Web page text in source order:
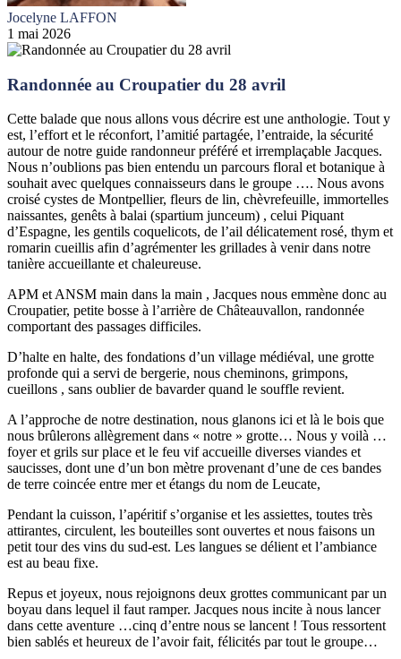
Jocelyne LAFFON
1 mai 2026
Randonnée au Croupatier du 28 avril
Cette balade que nous allons vous décrire est une anthologie. Tout y
est, l’effort et le réconfort, l’amitié partagée, l’entraide, la sécurité
autour de notre guide randonneur préféré et irremplaçable Jacques.
Nous n’oublions pas bien entendu un parcours floral et botanique à
souhait avec quelques connaisseurs dans le groupe …. Nous avons
croisé cystes de Montpellier, fleurs de lin, chèvrefeuille, immortelles
naissantes, genêts à balai (spartium junceum) , celui Piquant
d’Espagne, les gentils coquelicots, de l’ail délicatement rosé, thym et
romarin cueillis afin d’agrémenter les grillades à venir dans notre
tanière accueillante et chaleureuse.
APM et ANSM main dans la main , Jacques nous emmène donc au
Croupatier, petite bosse à l’arrière de Châteauvallon, randonnée
comportant des passages difficiles.
D’halte en halte, des fondations d’un village médiéval, une grotte
profonde qui a servi de bergerie, nous cheminons, grimpons,
cueillons , sans oublier de bavarder quand le souffle revient.
A l’approche de notre destination, nous glanons ici et là le bois que
nous brûlerons allègrement dans « notre » grotte… Nous y voilà …
foyer et grils sur place et le feu vif accueille diverses viandes et
saucisses, dont une d’un bon mètre provenant d’une de ces bandes
de terre coincée entre mer et étangs du nom de Leucate,
Pendant la cuisson, l’apéritif s’organise et les assiettes, toutes très
attirantes, circulent, les bouteilles sont ouvertes et nous faisons un
petit tour des vins du sud-est. Les langues se délient et l’ambiance
est au beau fixe.
Repus et joyeux, nous rejoignons deux grottes communicant par un
boyau dans lequel il faut ramper. Jacques nous incite à nous lancer
dans cette aventure …cinq d’entre nous se lancent ! Tous ressortent
bien sablés et heureux de l’avoir fait, félicités par tout le groupe…